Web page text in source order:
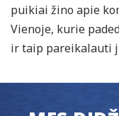
puikiai žino apie
Vienoje, kurie
ir taip pareikalauti